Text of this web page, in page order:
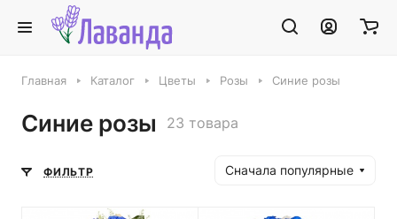
Главная Каталог Цветы Розы Синие розы
Синие розы 23 товара
ФИЛЬТР Сначала популярные